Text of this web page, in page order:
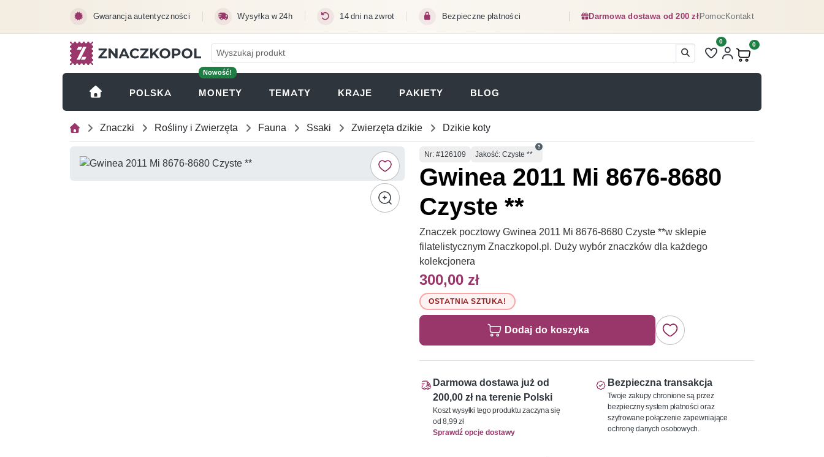
Gwarancja autentyczności Wysyłka w 24h 14 dni na zwrot Bezpieczne płatności Darmowa dostawa od 200 złPomocKontakt
Liczba pozycji na liście
0
Produkty w koszyku:
0
POLSKA
Nowość!
MONETY (OTWIERA SIĘ W NOWEJ KARCIE)
TEMATY KRAJE PAKIETY BLOG
Znaczki Rośliny i Zwierzęta Fauna Ssaki Zwierzęta dzikie Dzikie koty
Numer
Nr: #126109 Jakość: Czyste **
Gwinea 2011 Mi 8676-8680
Czyste **
Znaczek pocztowy Gwinea 2011 Mi 8676-8680 Czyste **w sklepie
filatelistycznym Znaczkopol.pl. Duży wybór znaczków dla każdego
kolekcjonera
300,00 zł
OSTATNIA SZTUKA!
Dodaj do koszyka
Darmowa dostawa już od
200,00 zł na terenie Polski
Koszt wysyłki tego produktu zaczyna się
od 8,99 zł
Sprawdź opcje dostawy
Bezpieczna transakcja
Twoje zakupy chronione są przez
bezpieczny system płatności oraz
szyfrowane połączenie zapewniające
ochronę danych osobowych.